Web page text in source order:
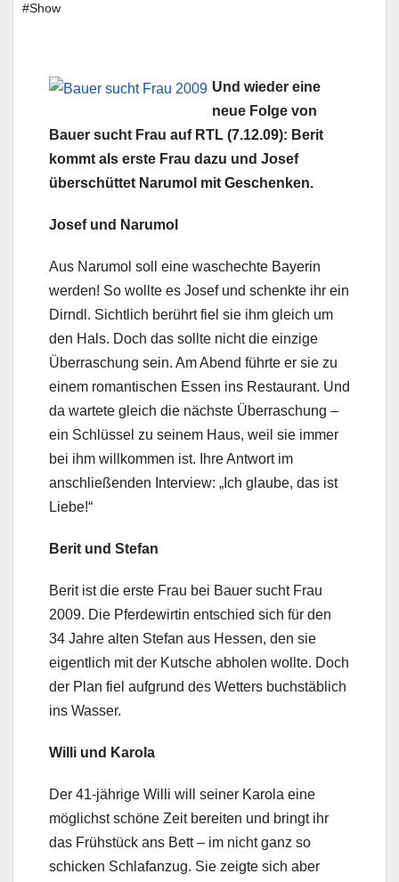
#Show
Und wieder eine
neue Folge von
Bauer sucht Frau auf RTL (7.12.09): Berit
kommt als erste Frau dazu und Josef
überschüttet Narumol mit Geschenken.
Josef und Narumol
Aus Narumol soll eine waschechte Bayerin
werden! So wollte es Josef und schenkte ihr ein
Dirndl. Sichtlich berührt fiel sie ihm gleich um
den Hals. Doch das sollte nicht die einzige
Überraschung sein. Am Abend führte er sie zu
einem romantischen Essen ins Restaurant. Und
da wartete gleich die nächste Überraschung –
ein Schlüssel zu seinem Haus, weil sie immer
bei ihm willkommen ist. Ihre Antwort im
anschließenden Interview: „Ich glaube, das ist
Liebe!“
Berit und Stefan
Berit ist die erste Frau bei Bauer sucht Frau
2009. Die Pferdewirtin entschied sich für den
34 Jahre alten Stefan aus Hessen, den sie
eigentlich mit der Kutsche abholen wollte. Doch
der Plan fiel aufgrund des Wetters buchstäblich
ins Wasser.
Willi und Karola
Der 41-jährige Willi will seiner Karola eine
möglichst schöne Zeit bereiten und bringt ihr
das Frühstück ans Bett – im nicht ganz so
schicken Schlafanzug. Sie zeigte sich aber